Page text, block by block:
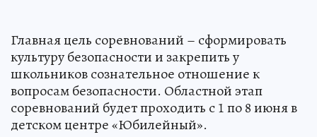
Главная цель соревнований – сформировать
культуру безопасности и закрепить у
школьников сознательное отношение к
вопросам безопасности. Областной этап
соревнований будет проходить с 1 по 8 июня в
детском центре «Юбилейный».